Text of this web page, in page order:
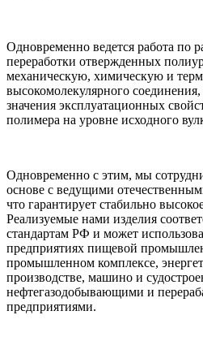
Одновременно ведется работа по
переработки отвержденных
механическую, химическую и
высокомолекулярного
значения эксплуатационных
полимера на уровне исходного
Одновременно с этим, мы
основе с ведущими
что гарантирует стабильно
Реализуемые нами изделия
стандартам РФ и может
предприятиях пищевой
промышленном комплексе,
производстве, машино и
нефтегазодобывающими и
предприятиями.